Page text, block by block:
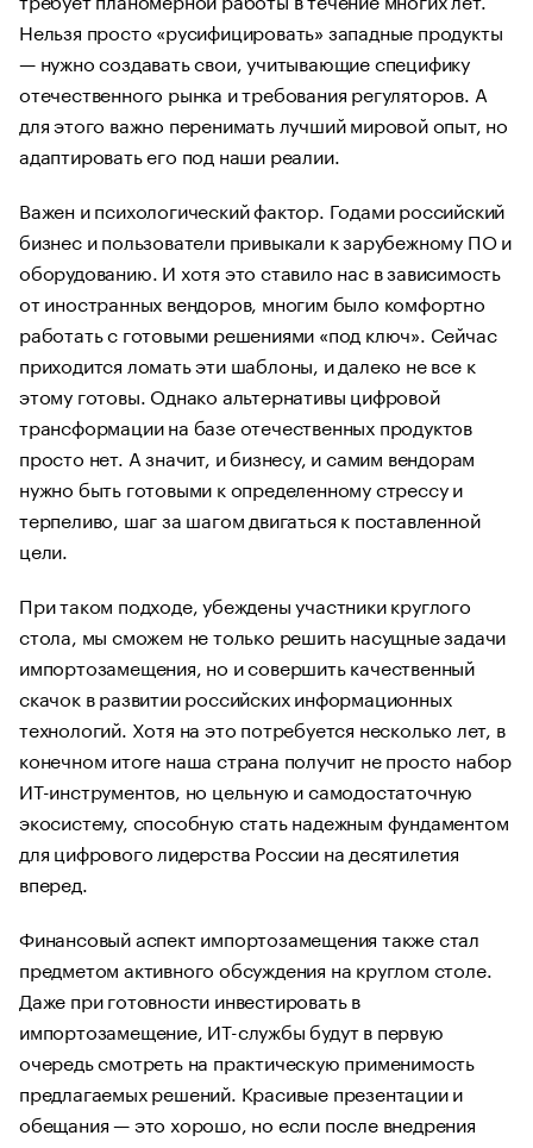
Нельзя просто «русифицировать» западные продукты
— нужно создавать свои, учитывающие специфику
отечественного рынка и требования регуляторов. А
для этого важно перенимать лучший мировой опыт, но
адаптировать его под наши реалии.
Важен и психологический фактор. Годами российский
бизнес и пользователи привыкали к зарубежному ПО и
оборудованию. И хотя это ставило нас в зависимость
от иностранных вендоров, многим было комфортно
работать с готовыми решениями «под ключ». Сейчас
приходится ломать эти шаблоны, и далеко не все к
этому готовы. Однако альтернативы цифровой
трансформации на базе отечественных продуктов
просто нет. А значит, и бизнесу, и самим вендорам
нужно быть готовыми к определенному стрессу и
терпеливо, шаг за шагом двигаться к поставленной
цели.
При таком подходе, убеждены участники круглого
стола, мы сможем не только решить насущные задачи
импортозамещения, но и совершить качественный
скачок в развитии российских информационных
технологий. Хотя на это потребуется несколько лет, в
конечном итоге наша страна получит не просто набор
ИТ-инструментов, но цельную и самодостаточную
экосистему, способную стать надежным фундаментом
для цифрового лидерства России на десятилетия
вперед.
Финансовый аспект импортозамещения также стал
предметом активного обсуждения на круглом столе.
Даже при готовности инвестировать в
импортозамещение, ИТ-службы будут в первую
очередь смотреть на практическую применимость
предлагаемых решений. Красивые презентации и
обещания — это хорошо, но если после внедрения